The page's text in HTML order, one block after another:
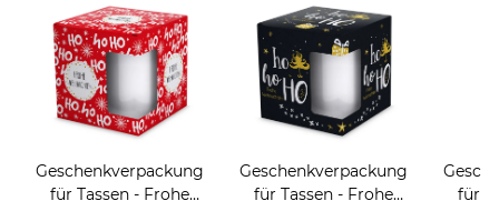
Geschenkverpackung
für Tassen - Frohe
Geschenkverpackung
für Tassen - Frohe
für